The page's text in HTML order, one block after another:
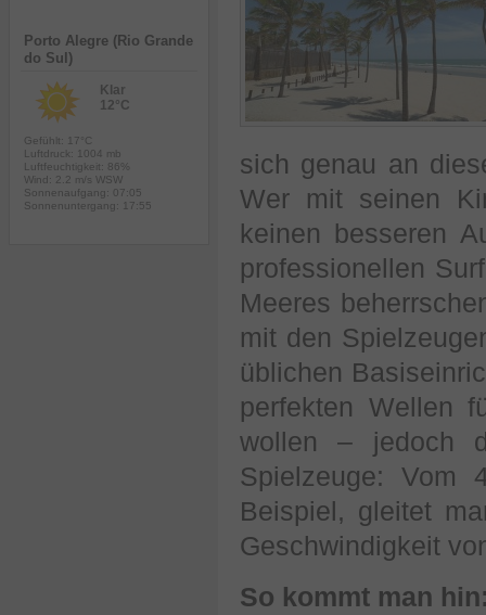
sich genau an
Wer mit seinen
keinen besseren
professionellen
Meeres
mit den
üblichen
perfekten Wellen
wollen – jedoch
Spielzeuge: Vom
Beispiel, gleitet
Geschwindigkeit
So kommt man
Porto Alegre (Rio Grande
do Sul)
Klar
12°C
Gefühlt: 17°C
Luftdruck: 1004 mb
Luftfeuchtigkeit: 86%
Wind: 2.2 m/s WSW
Sonnenaufgang: 07:05
Sonnenuntergang: 17:55